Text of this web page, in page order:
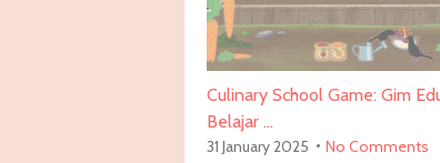
Culinary School Game: Gim
Belajar …
31 January 2025 No Comments